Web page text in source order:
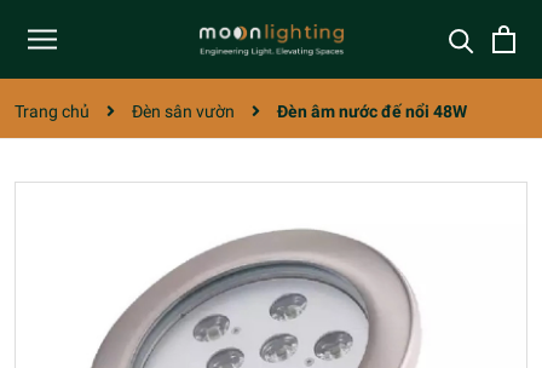
Trang chủ Đèn sân vườn Đèn âm nước đế nổi 48W